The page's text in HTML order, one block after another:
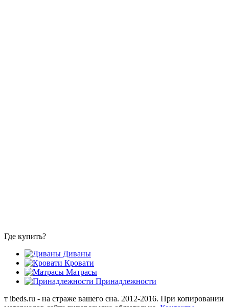
Где купить?
Диваны
Кровати
Матрасы
Принадлежности
т ibeds.ru - на страже вашего сна. 2012-2016. При копировании